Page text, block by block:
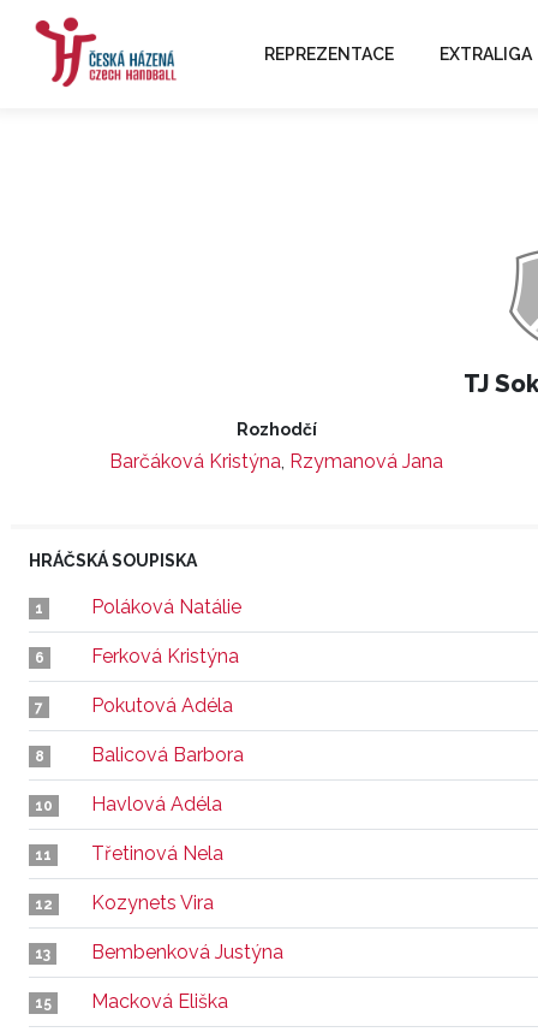
REPREZENTACE EXTRALIGA
TJ
Rozhodčí
Barčáková Kristýna, Rzymanová Jana
HRÁČSKÁ SOUPISKA
1 Poláková Natálie
6 Ferková Kristýna
7 Pokutová Adéla
8 Balicová Barbora
10 Havlová Adéla
11 Třetinová Nela
12 Kozynets Vira
13 Bembenková Justýna
15 Macková Eliška